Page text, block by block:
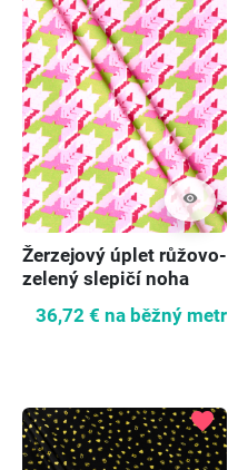
visibility
Žerzejový úplet růžovo-
zelený slepičí noha
36,72 € na běžný metr
favorite